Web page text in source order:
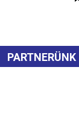
PARTNERÜNK